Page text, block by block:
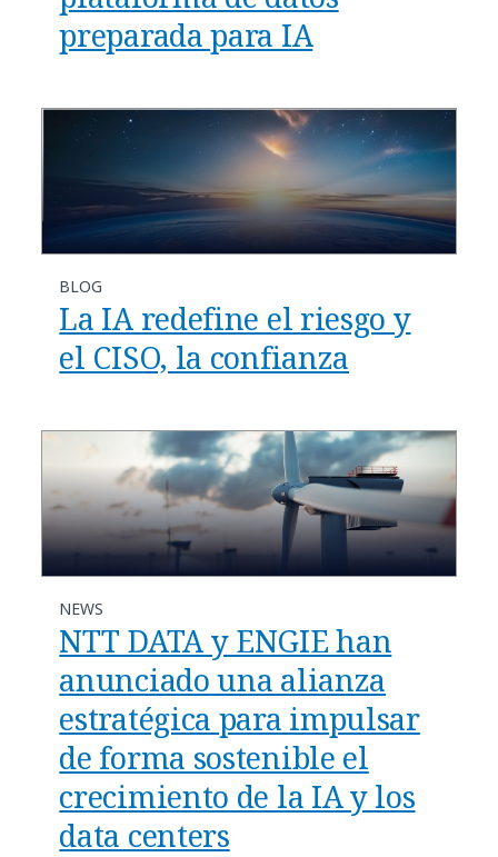
preparada para IA
BLOG
La IA redefine el riesgo y
el CISO, la confianza
NEWS
NTT DATA y ENGIE han
anunciado una alianza
estratégica para impulsar
de forma sostenible el
crecimiento de la IA y los
data centers